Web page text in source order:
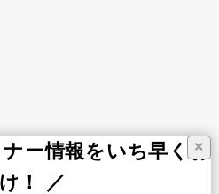
×
ー情報をいち早くお
！ ／